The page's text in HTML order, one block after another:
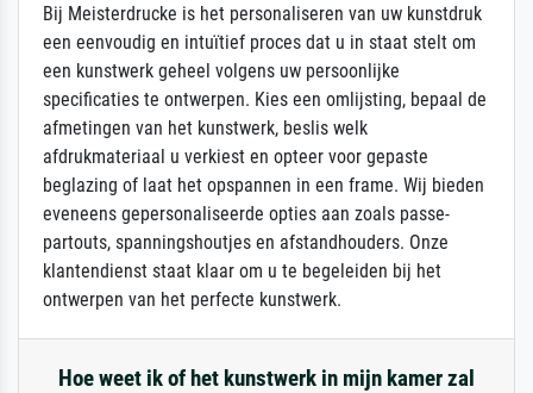
Bij Meisterdrucke is het personaliseren van uw kunstdruk
een eenvoudig en intuïtief proces dat u in staat stelt om
een kunstwerk geheel volgens uw persoonlijke
specificaties te ontwerpen. Kies een omlijsting, bepaal de
afmetingen van het kunstwerk, beslis welk
afdrukmateriaal u verkiest en opteer voor gepaste
beglazing of laat het opspannen in een frame. Wij bieden
eveneens gepersonaliseerde opties aan zoals passe-
partouts, spanningshoutjes en afstandhouders. Onze
klantendienst staat klaar om u te begeleiden bij het
ontwerpen van het perfecte kunstwerk.
Hoe weet ik of het kunstwerk in mijn kamer zal